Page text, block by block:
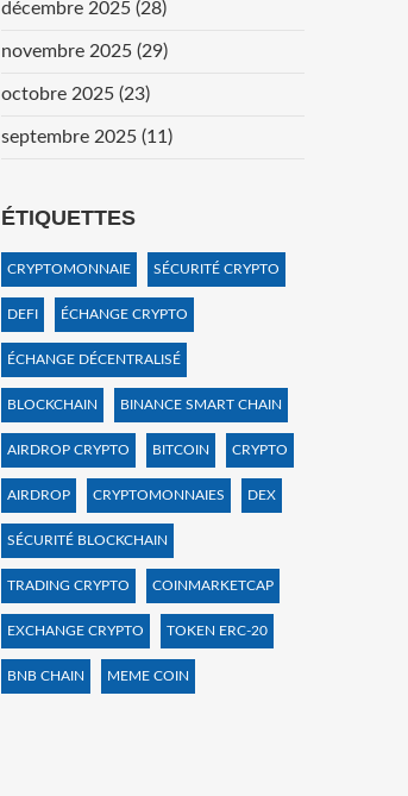
décembre 2025 (28)
novembre 2025 (29)
octobre 2025 (23)
septembre 2025 (11)
ÉTIQUETTES
CRYPTOMONNAIE SÉCURITÉ CRYPTO
DEFI ÉCHANGE CRYPTO
ÉCHANGE DÉCENTRALISÉ
BLOCKCHAIN BINANCE SMART CHAIN
AIRDROP CRYPTO BITCOIN CRYPTO
AIRDROP CRYPTOMONNAIES DEX
SÉCURITÉ BLOCKCHAIN
TRADING CRYPTO COINMARKETCAP
EXCHANGE CRYPTO TOKEN ERC-20
BNB CHAIN MEME COIN